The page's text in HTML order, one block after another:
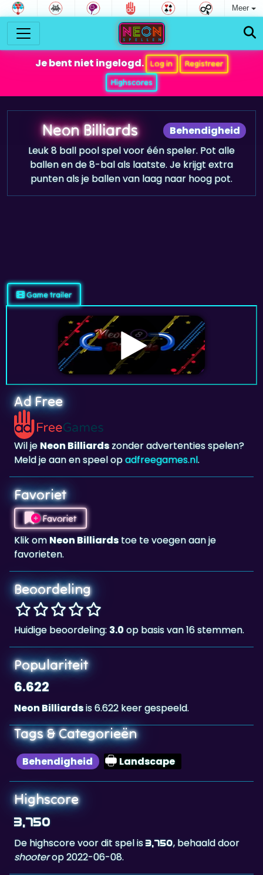
Meer
Je bent niet ingelogd. Log in
Registreer
Highscores
Behendigheid
Neon Billiards
Leuk 8 ball pool spel voor één speler. Pot alle
ballen en de 8-bal als laatste. Je krijgt extra
punten als je ballen van laag naar hoog pot.
Ad Free
Wil je Neon Billiards
Meld je aan en speel op
Favoriet
Favoriet
Klik omNeon Billiards
favorieten.
Beoordeling
Huidige beoordeling:
Populariteit
6.622
Neon Billiards
Tags & Categorieën
Behendigheid Landscape
Highscore
3,750
De highscore voor dit spel is
shooterop 2022-06-08.
Highscores